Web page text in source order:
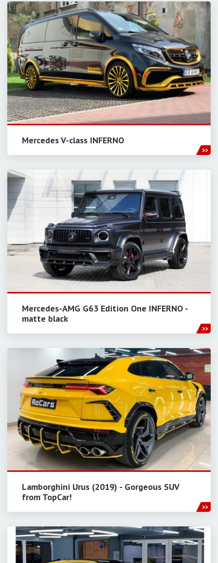
Mercedes V-class INFERNO
Mercedes-AMG G63 Edition One INFERNO -
matte black
Lamborghini Urus (2019) - Gorgeous SUV
from TopCar!